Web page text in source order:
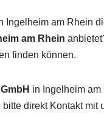
Ingelheim am Rhein
am Rhein
finden können.
in Ingelheim
direkt Kontakt mit